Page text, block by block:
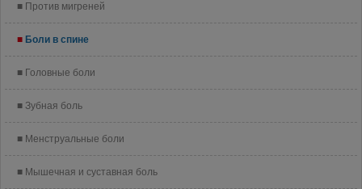
Против мигреней
Боли в спине
Головные боли
Зубная боль
Менструальные боли
Мышечная и суставная боль